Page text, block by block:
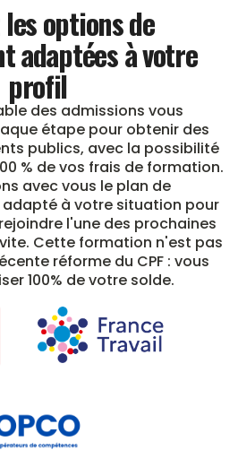
les options de
adaptées à votre
profil
des admissions vous
étape pour obtenir des
publics, avec la possibilité
% de vos frais de formation.
avec vous le plan de
à votre situation pour
l'une des prochaines
Cette formation n'est pas
réforme du CPF : vous
100% de votre solde.